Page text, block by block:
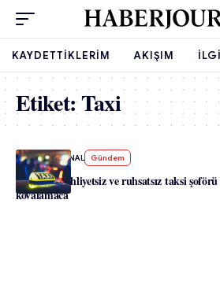
KAYDETTIKLERIM AKIŞIM
Etiket:Taxi
-HABERJOURNAL Gündem
Viyana’da ehliyetsiz ve ruhsatsız taksi
kovalamaca